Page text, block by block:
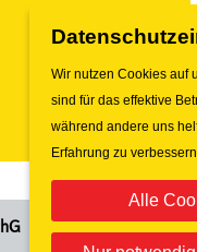
Impressum Kontakt
Wir nutzen Cookies auf
sind für das effektive
während andere uns
Erfahrung zu
Alle